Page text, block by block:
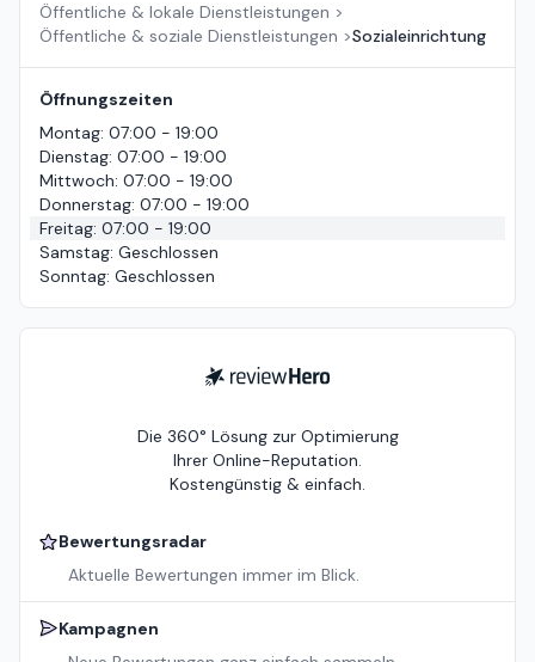
Öffentliche & lokale Dienstleistungen >
Öffentliche & soziale Dienstleistungen >Sozialeinrichtung
Öffnungszeiten
Montag: 07:00 - 19:00
Dienstag: 07:00 - 19:00
Mittwoch: 07:00 - 19:00
Donnerstag: 07:00 - 19:00
Freitag: 07:00 - 19:00
Samstag: Geschlossen
Sonntag: Geschlossen
ReviewHero
Die 360° Lösung zur Optimierung
Ihrer Online-Reputation.
Kostengünstig & einfach.
Bewertungsradar
Aktuelle Bewertungen immer im Blick.
Kampagnen